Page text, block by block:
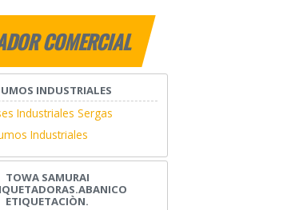
COMERCIAL
INDUSTRIALES
Industriales Sergas
TOWA SAMURAI
ETIQUETACIÒN.